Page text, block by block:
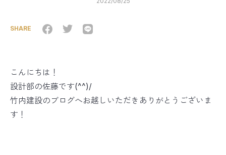
SHARE
こんにちは！
設計部の佐藤です(^^)/
竹内建設のブログへお越しいただきありがとうございま
す！